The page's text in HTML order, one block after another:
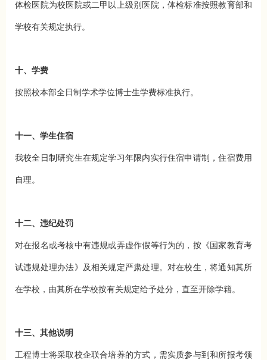
体检医院为校医院或二甲以上级别医院，体检标准按照教育部和
学校有关规定执行。
十、学费
按照校本部全日制学术学位博士生学费标准执行。
十一、学生住宿
我校全日制研究生在规定学习年限内实行住宿申请制，住宿费用
自理。
十二、违纪处罚
对在报名或考核中有违规或弄虚作假等行为的，按《国家教育考
试违规处理办法》及相关规定严肃处理。对在校生，将通知其所
在学校，由其所在学校按有关规定给予处分，直至开除学籍。
十三、其他说明
工程博士将采取校企联合培养的方式，需实质参与到和所报考领